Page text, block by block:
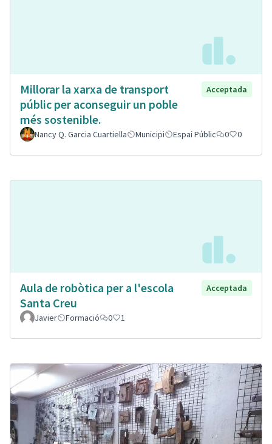
Millorar la xarxa de transport
públic per aconseguir un poble
més sostenible.
Acceptada
Nancy Q. Garcia Cuartiella Municipi Espai Públic 0 0
Aula de robòtica per a l'escola
Santa Creu
Acceptada
Javier Formació 0 1